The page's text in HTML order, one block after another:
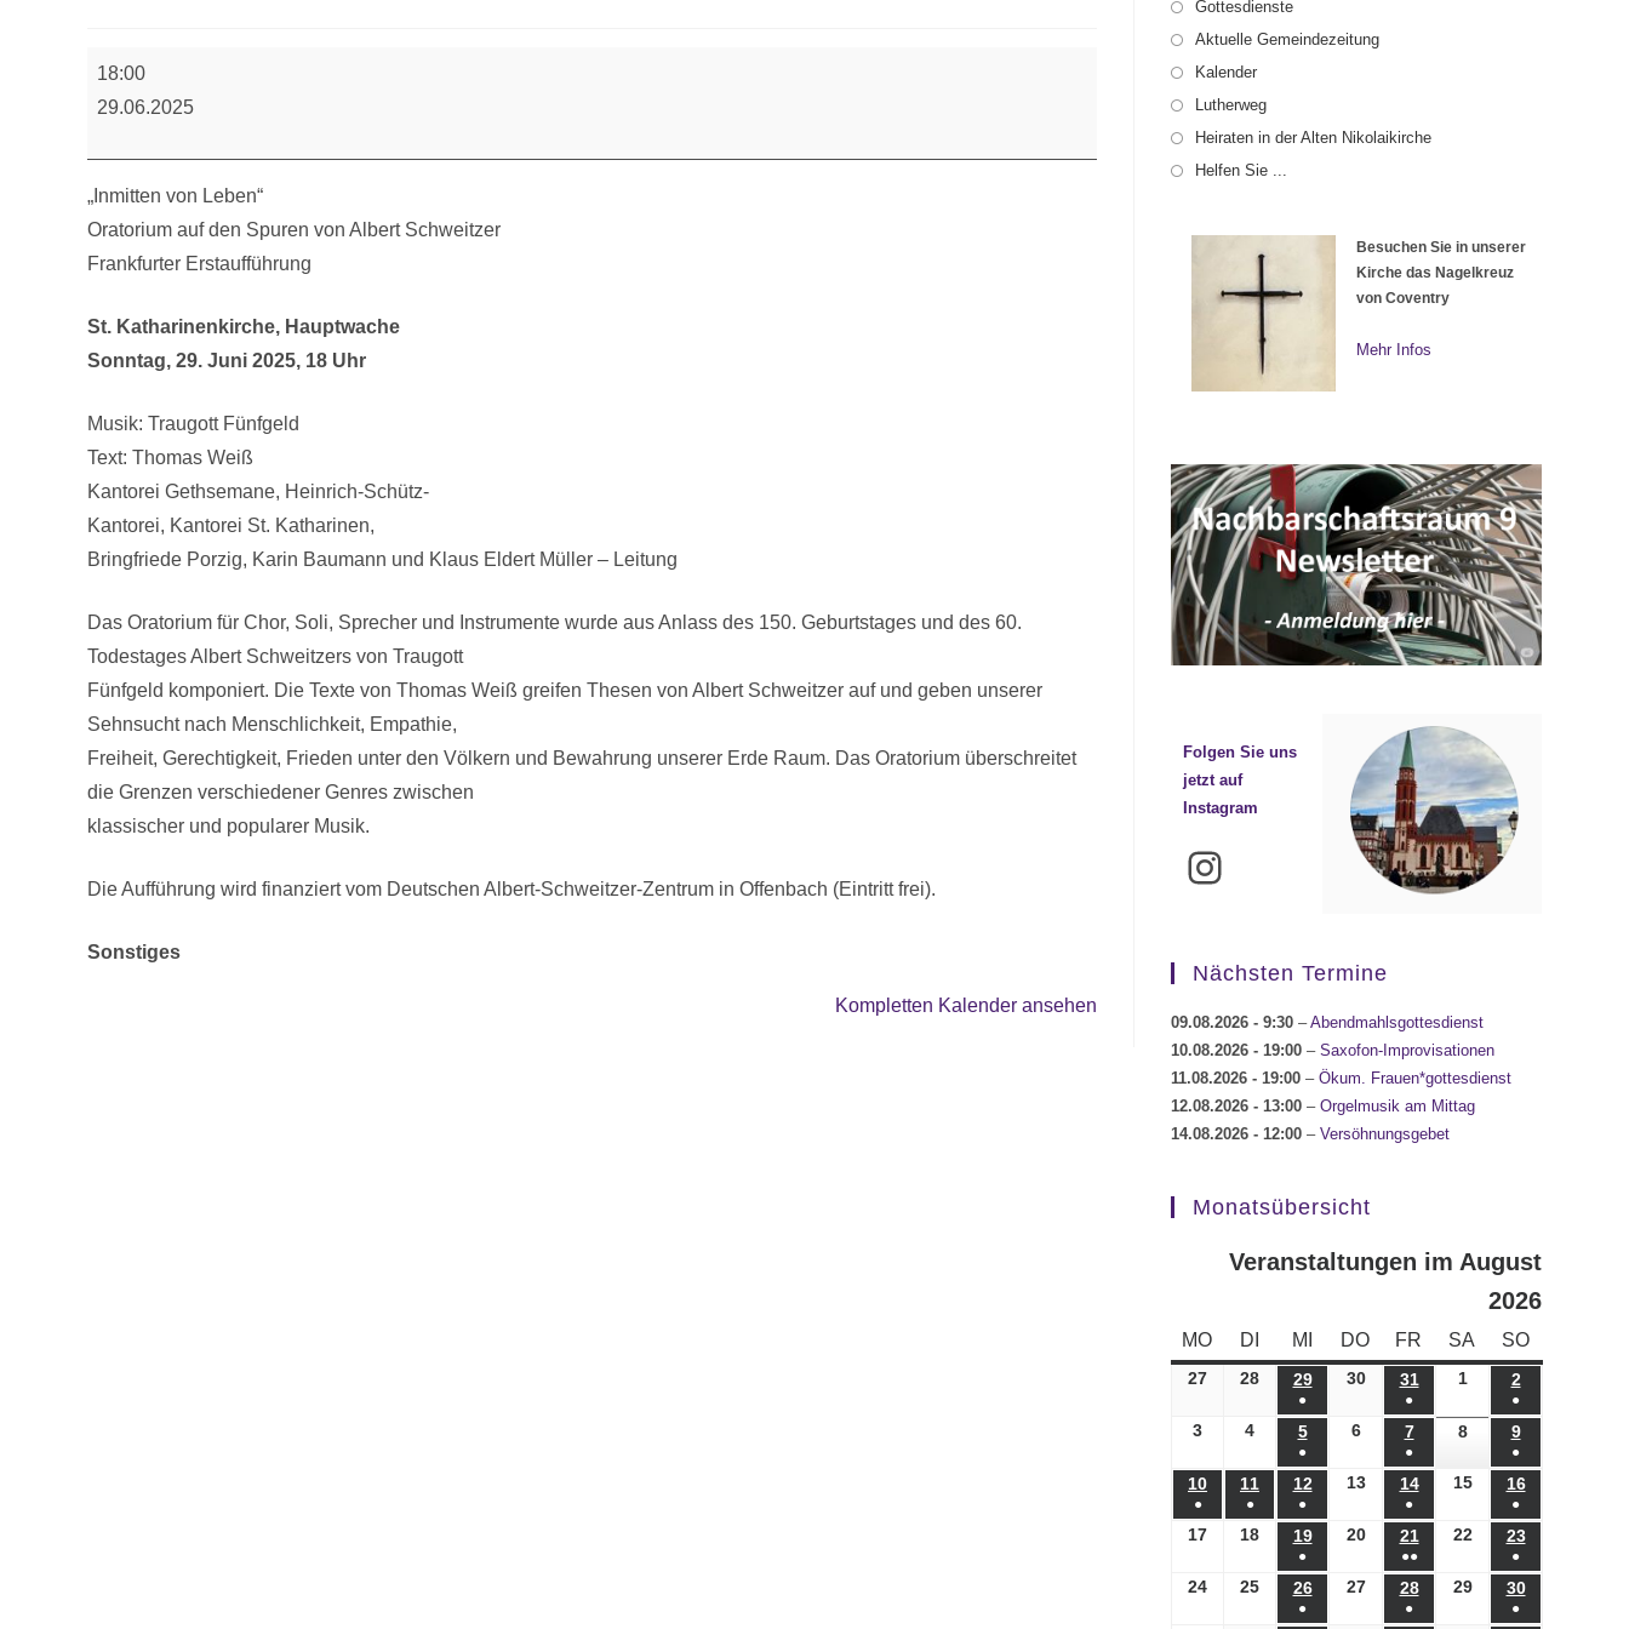
NabI9:
18:00
29.06.2025
„Inmitten von Leben“
Oratorium auf den Spuren von Albert Schweitzer
Frankfurter Erstaufführung
St. Katharinenkirche, Hauptwache
Sonntag, 29. Juni 2025, 18 Uhr
Musik: Traugott Fünfgeld
Text: Thomas Weiß
Kantorei Gethsemane, Heinrich-Schütz-
Kantorei, Kantorei St. Katharinen,
Bringfriede Porzig, Karin Baumann und Klaus Eldert Müller – Leitung
Das Oratorium für Chor, Soli, Sprecher und Instrumente wurde aus Anlass des 150. Geburtstages und des 60.
Todestages Albert Schweitzers von Traugott
Fünfgeld komponiert. Die Texte von Thomas Weiß greifen Thesen von Albert Schweitzer auf und geben unserer
Sehnsucht nach Menschlichkeit, Empathie,
Freiheit, Gerechtigkeit, Frieden unter den Völkern und Bewahrung unserer Erde Raum. Das Oratorium überschreitet
die Grenzen verschiedener Genres zwischen
klassischer und popularer Musik.
Die Aufführung wird finanziert vom Deutschen Albert-Schweitzer-Zentrum in Offenbach (Eintritt frei).
Sonstiges
Kompletten Kalender ansehen
Gottesdienste
Aktuelle Gemeindezeitung
Kalender
Lutherweg
Heiraten in der Alten Nikolaikirche
Helfen Sie ...
Besuchen Sie in unserer
Kirche das Nagelkreuz
von Coventry
Mehr Infos
Folgen Sie uns
jetzt auf
Instagram
Instagram
Nächsten Termine
09.08.2026 - 9:30 –Abendmahlsgottesdienst
10.08.2026 - 19:00 – Saxofon-Improvisationen
11.08.2026 - 19:00 – Ökum. Frauen*gottesdienst
12.08.2026 - 13:00 – Orgelmusik am Mittag
14.08.2026 - 12:00 – Versöhnungsgebet
Monatsübersicht
Veranstaltungen im August
2026
MO MONTAG
DI DIENSTAG
MI MITTWOCH
DO DONNERSTAG
FR FREITAG
SA SAMSTAG
SOSONNTAG
27 27.07.2026
28 28.07.2026
2929.07.2026
●
(1
Veranstaltung)
3030.07.2026
3131.07.2026
●
(1
Veranstaltung)
101.08.2026
202.08.2026
●
(1
Veranstaltung)
3 03.08.2026
4 04.08.2026
505.08.2026
●
(1
Veranstaltung)
606.08.2026
707.08.2026
●
(1
Veranstaltung)
808.08.2026
909.08.2026
●
(1
Veranstaltung)
10 10.08.2026
●
(1
Veranstaltung)
11 11.08.2026
●
(1
Veranstaltung)
1212.08.2026
●
(1
Veranstaltung)
1313.08.2026
1414.08.2026
●
(1
Veranstaltung)
1515.08.2026
1616.08.2026
●
(1
Veranstaltung)
17 17.08.2026
18 18.08.2026
1919.08.2026
●
(1
Veranstaltung)
2020.08.2026
2121.08.2026
●●
(2
Veranstaltungen)
2222.08.2026
2323.08.2026
●
(1
Veranstaltung)
24 24.08.2026
25 25.08.2026
2626.08.2026
●
2727.08.2026
2828.08.2026
●
2929.08.2026
3030.08.2026
●